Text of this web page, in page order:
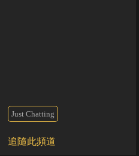
Just Chatting
追隨此頻道